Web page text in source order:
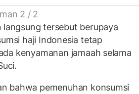
2 / 2
langsung tersebut berupaya
haji Indonesia tetap
kenyamanan jamaah selama
bahwa pemenuhan konsumsi